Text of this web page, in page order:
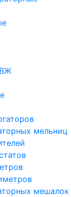
мельниц
мешалок